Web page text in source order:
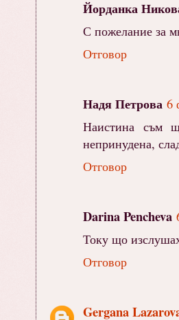
Йорданка
С пожелание за
Отговор
Надя Петрова 6
Наистина съм
непринудена,
Отговор
Darina Pencheva
Току що
Отговор
Gergana